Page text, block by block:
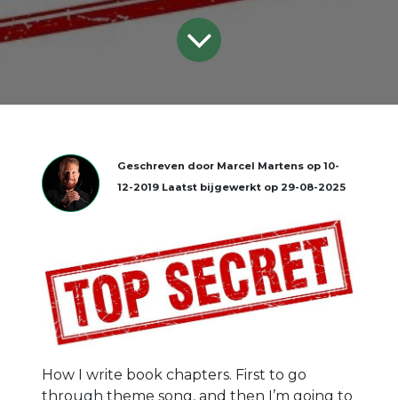
Geschreven door Marcel Martens op 10-
12-2019 Laatst bijgewerkt op 29-08-2025
How I write book chapters. First to go
through theme song, and then I’m going to